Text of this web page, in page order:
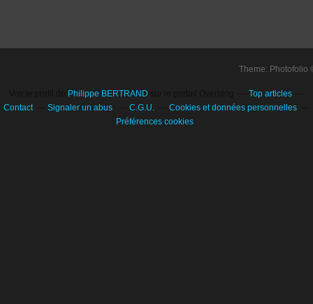
Theme:
Philippe BERTRAND
Top articles
Contact
Signaler un abus C.G.U.
Cookies et données personnelles
Préférences cookies